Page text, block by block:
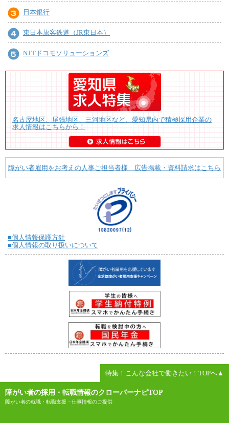
日本銀行
東日本旅客鉄道（JR東日本）
NTTドコモソリューションズ
名古屋地区、尾張地区、三河地区など、愛知県内で積極採用企業の
求人情報はこちらから！
障がい者雇用をお考えの人事ご担当者様 広告掲載・資料請求はこちら
■個人情報保護方針
■個人情報の取り扱いについて
特集！こんな会社で働きたい！TOPへ▲
障がい者の採用・転職情報のクローバーナビTOP
障がい者の就職・転職支援・仕事情報のご提供